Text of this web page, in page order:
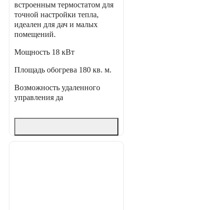
встроенным термостатом для
точной настройки тепла,
идеален для дач и малых
помещений.
Мощность 18 кВт
Площадь обогрева 180 кв. м.
Возможность удаленного
управления да